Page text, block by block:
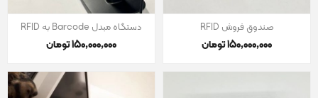
صندوق فروش RFID
150٬000٬000 تومان
دستگاه مبدل Barcode به RFID
150٬000٬000 تومان